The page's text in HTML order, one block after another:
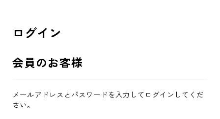
ログイン
会員のお客様
メールアドレスとパスワードを入力してログインしてくだ
さい。